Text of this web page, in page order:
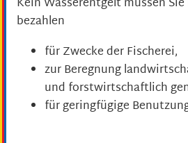
bezahlen
für Zwecke der Fischerei,
zur Beregnung
und forstwirtschaftlich
für geringfügige